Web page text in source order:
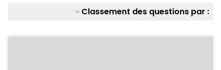
Classement des questions par :